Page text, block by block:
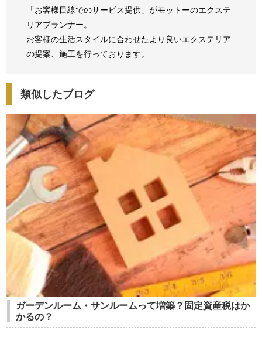
「お客様目線でのサービス提供」がモットーのエクステ
リアプランナー。
お客様の生活スタイルに合わせたより良いエクステリア
の提案、 施工を行っております。
類似したブログ
ガーデンルーム・サンルームって増築？固定資産税はか
かるの？